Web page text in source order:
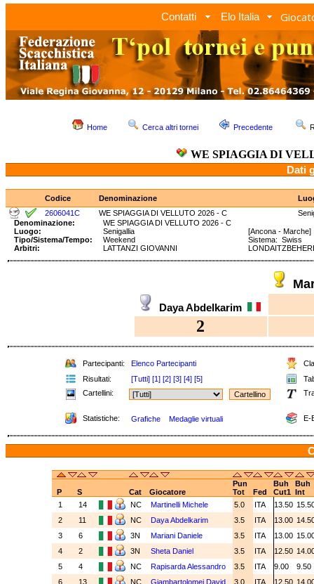
Contatti Elo Italia
Home Cerca altri tornei Precedente
WE SPIAGGIA DI
Dati
Codice Denominazione
2606041C
WE SPIAGGIA DI VELLUTO 2026 - C
Denominazione:
WE SPIAGGIA DI VELLUTO 2026 - C
Luogo:
Senigallia
[Ancona - Marche]
Tipo/Sistema/Tempo:
Weekend
Sistema: Swiss
Arbitri:
LATTANZI GIOVANNI
Daya Abdelkarim
2
Partecipanti: Elenco Partecipanti
Risultati:
[Tutti] [1] [2] [3] [4] [5]
Cartellini:
Statistiche: Grafiche Medaglie virtuali E-
Pun Buh
Buh
P
S Cat Giocatore Tot Fed Cut1 Int
1
14 NC Martinelli Michele 5.0 ITA 13.50
2
11 NC Daya Abdelkarim 3.5 ITA 13.00
3
6 3N Mariani Daniele 3.5 ITA 13.00
4
2 3N Sheta Daniel 3.5 ITA 12.50
5
4 NC Rapisarda Alessandro 3.5 ITA 9.00
9.50
6
13 NC Giambartolomei David 3.0 ITA 12.50